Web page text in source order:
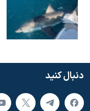
دنبال کنید